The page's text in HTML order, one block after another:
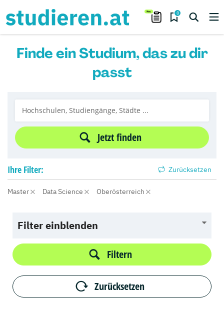
0
Finde ein Studium, das zu dir
passt
Jetzt finden
Ihre Filter: Zurücksetzen
Master Data Science Oberösterreich
Filter einblenden
Filtern
Zurücksetzen